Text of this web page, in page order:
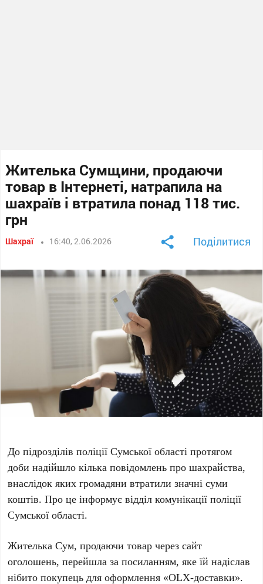
Жителька Сумщини, продаючи
товар в Інтернеті, натрапила на
шахраїв і втратила понад 118 тис.
грн
Шахраї 16:40, 2.06.2026 Поділитися
До підрозділів поліції Сумської області протягом
доби надійшло кілька повідомлень про шахрайства,
внаслідок яких громадяни втратили значні суми
коштів. Про це інформує відділ комунікації поліції
Сумської області.
Жителька Сум, продаючи товар через сайт
оголошень, перейшла за посиланням, яке їй надіслав
нібито покупець для оформлення «OLX-доставки».